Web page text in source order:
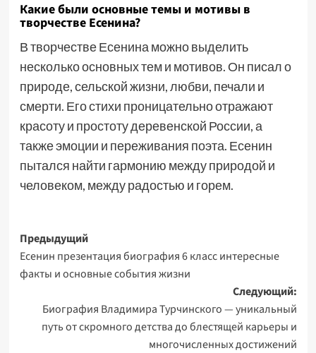
Какие были основные темы и мотивы в
творчестве Есенина?
В творчестве Есенина можно выделить
несколько основных тем и мотивов. Он писал о
природе, сельской жизни, любви, печали и
смерти. Его стихи проницательно отражают
красоту и простоту деревенской России, а
также эмоции и переживания поэта. Есенин
пытался найти гармонию между природой и
человеком, между радостью и горем.
Навигация
записи
Предыдущий
Есенин презентация биография 6 класс интересные
факты и основные события жизни
Следующий:
Биография Владимира Турчинского — уникальный
путь от скромного детства до блестящей карьеры и
многочисленных достижений